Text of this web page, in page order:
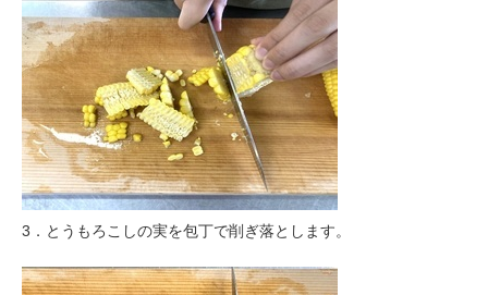
3．とうもろこしの実を包丁で削ぎ落とします。